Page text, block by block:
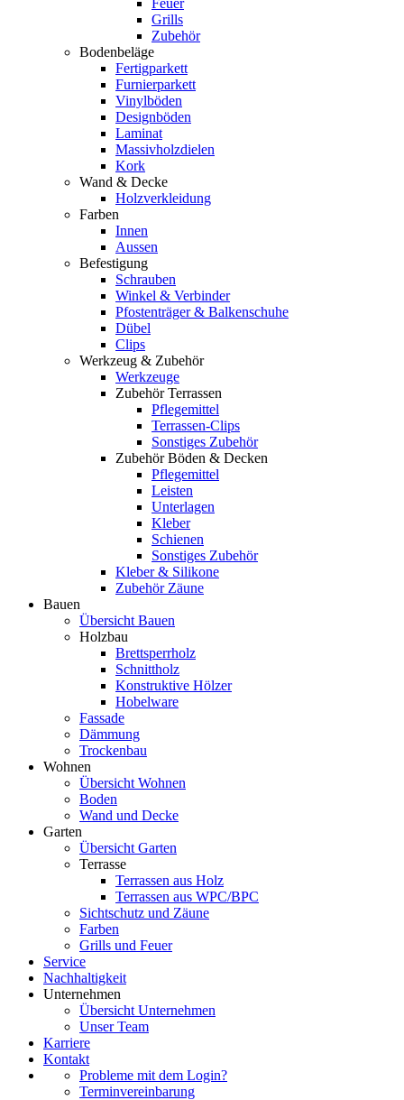
Grills
Zubehör
Bodenbeläge
Fertigparkett
Furnierparkett
Vinylböden
Designböden
Laminat
Massivholzdielen
Kork
Wand & Decke
Holzverkleidung
Farben
Innen
Aussen
Befestigung
Schrauben
Winkel & Verbinder
Pfostenträger & Balkenschuhe
Dübel
Clips
Werkzeug & Zubehör
Werkzeuge
Zubehör Terrassen
Pflegemittel
Terrassen-Clips
Sonstiges Zubehör
Zubehör Böden & Decken
Pflegemittel
Leisten
Unterlagen
Kleber
Schienen
Sonstiges Zubehör
Kleber & Silikone
Zubehör Zäune
Bauen
Übersicht Bauen
Holzbau
Brettsperrholz
Schnittholz
Konstruktive Hölzer
Hobelware
Fassade
Dämmung
Trockenbau
Wohnen
Übersicht Wohnen
Boden
Wand und Decke
Garten
Übersicht Garten
Terrasse
Terrassen aus Holz
Terrassen aus WPC/BPC
Sichtschutz und Zäune
Farben
Grills und Feuer
Service
Nachhaltigkeit
Unternehmen
Übersicht Unternehmen
Unser Team
Karriere
Kontakt
Probleme mit dem Login?
Terminvereinbarung